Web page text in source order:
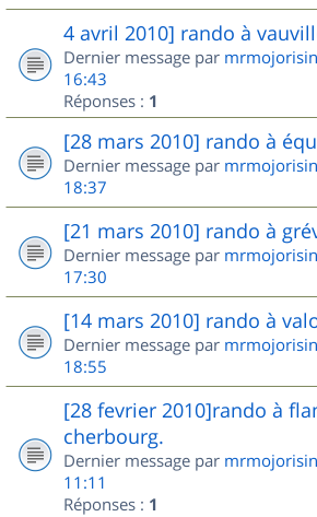
4 avril 2010] rando à
Dernier message par mrmojorisin
16:43
Réponses : 1
[28 mars 2010] rando à
Dernier message par mrmojorisin
18:37
[21 mars 2010] rando à
Dernier message par mrmojorisin
17:30
[14 mars 2010] rando à
Dernier message par mrmojorisin
18:55
[28 fevrier 2010]rando à
cherbourg.
Dernier message par mrmojorisin
11:11
Réponses : 1